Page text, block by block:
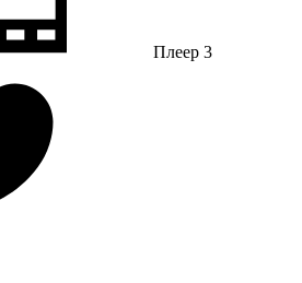
Плеер 3